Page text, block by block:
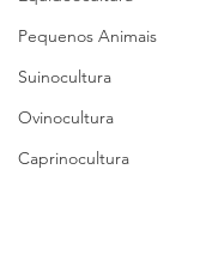
Pequenos Animais
Suinocultura
Ovinocultura
Caprinocultura